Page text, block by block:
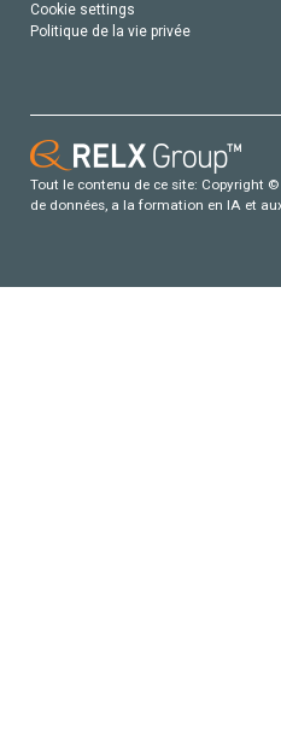
Cookie settings
Politique de la vie privée
Tout le contenu de ce site: Copyright
de données, a la formation en IA et